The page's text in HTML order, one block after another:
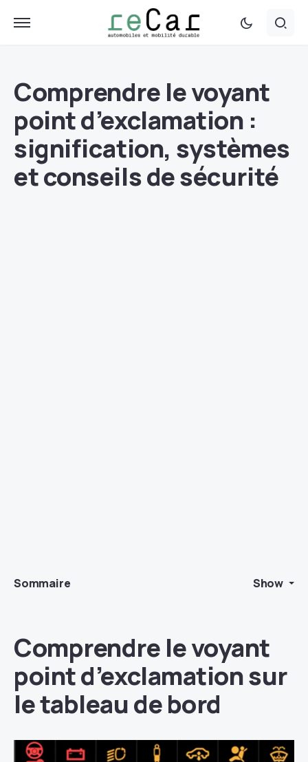
Comprendre le voyant
point d’exclamation :
signification, systèmes
et conseils de sécurité
Sommaire Show
Comprendre le voyant
point d’exclamation sur
le tableau de bord